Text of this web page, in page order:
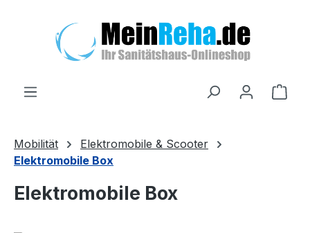
Mobilität
Elektromobile & Scooter
Elektromobile Box
Elektromobile Box